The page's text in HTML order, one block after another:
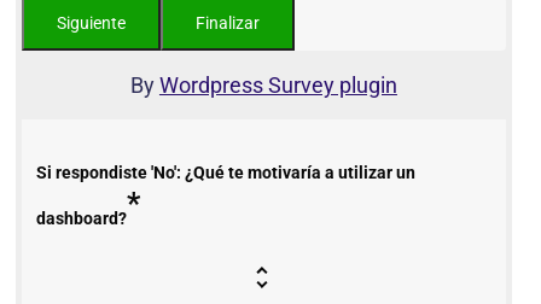
ByWordpress Survey plugin
Si respondiste 'No': ¿Qué te motivaría a utilizar un
dashboard?*